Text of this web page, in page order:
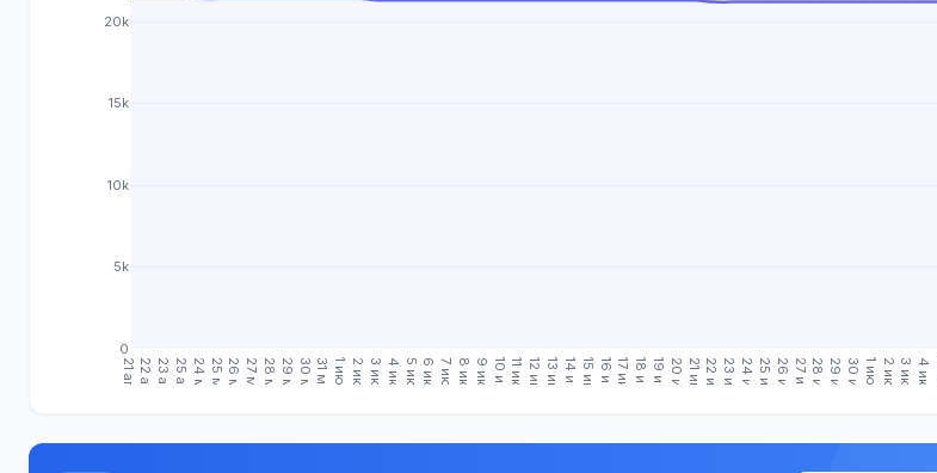
21 апр.22 апр.23 апр.25 апр.24 мая25 мая26 мая27 мая28 мая29 мая30 мая31 мая 1 июн. 2 июн. 3 июн.4 июн.5 июн.6 июн.7 июн.8 июн.9 июн.10 июн.11 июн.12 июн.13 июн.14 июн.15 июн.16 июн.17 июн.18 июн.19 июн.20 июн.21 июн.22 июн.23 июн.24 июн.25 июн.26 июн.27 июн.28 июн.29 июн.30 июн. 1 июл. 2 июл.3 июл.4 июл.
0
5k
10k
15k
20k